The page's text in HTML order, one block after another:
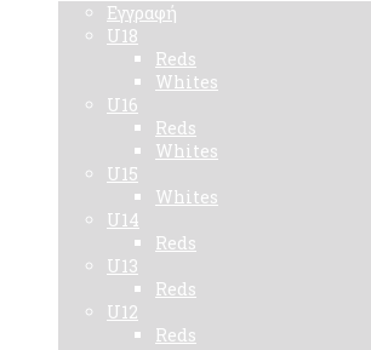
Εγγραφή
U18
Reds
Whites
U16
Reds
Whites
U15
Whites
U14
Reds
U13
Reds
U12
Reds